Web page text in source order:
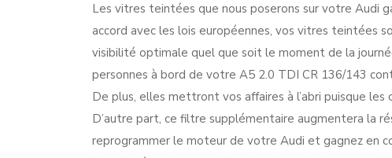
Les vitres teintées que nous poserons sur votre Audi
accord avec les lois européennes, vos vitres teintées
visibilité optimale quel que soit le moment de la
personnes à bord de votre A5 2.0 TDI CR 136/143
De plus, elles mettront vos affaires à l’abri puisque
D’autre part, ce filtre supplémentaire augmentera la
reprogrammer le moteur de votre Audi et gagnez en